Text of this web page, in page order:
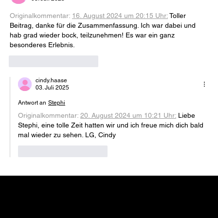
Originalkommentar: 16. August 2024 um 20:15 Uhr:Toller
Beitrag, danke für die Zusammenfassung. Ich war dabei und
hab grad wieder bock, teilzunehmen! Es war ein ganz
besonderes Erlebnis.
cindy.haase
03. Juli 2025
Antwort an Stephi
Originalkommentar: 20. August 2024 um 10:21 Uhr: Liebe
Stephi, eine tolle Zeit hatten wir und ich freue mich dich bald
mal wieder zu sehen. LG, Cindy